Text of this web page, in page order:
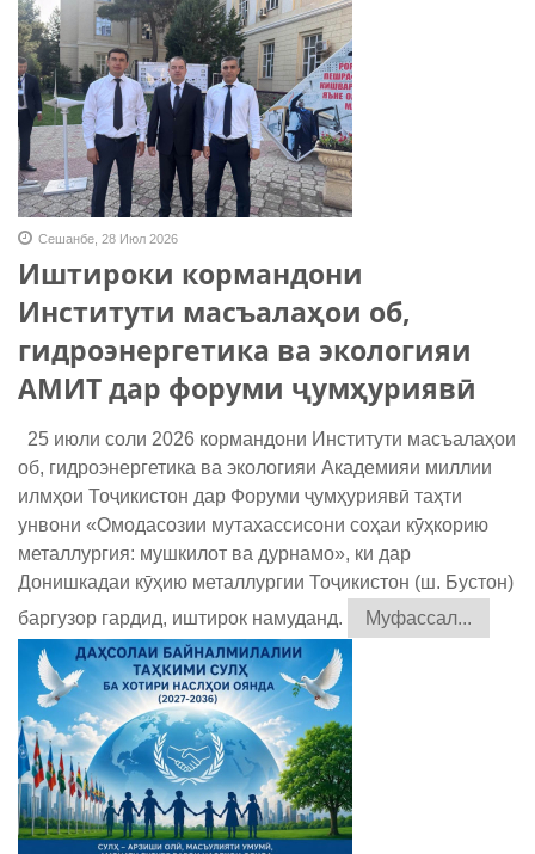
Сешанбе, 28 Июл 2026
Иштироки кормандони
Институти масъалаҳои об,
гидроэнергетика ва экологияи
АМИТ дар форуми ҷумҳуриявӣ
25 июли соли 2026 кормандони Институти масъалаҳои
об, гидроэнергетика ва экологияи Академияи миллии
илмҳои Тоҷикистон дар Форуми ҷумҳуриявӣ таҳти
унвони «Омодасозии мутахассисони соҳаи кӯҳкорию
металлургия: мушкилот ва дурнамо», ки дар
Донишкадаи кӯҳию металлургии Тоҷикистон (ш. Бустон)
баргузор гардид, иштирок намуданд.
Муфассал...